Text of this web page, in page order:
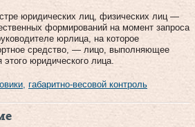
юридических лиц, физических лиц —
формирований на момент запроса
юрлица, на которое
средство, — лицо, выполняющее
юридического лица.
габаритно-весовой контроль